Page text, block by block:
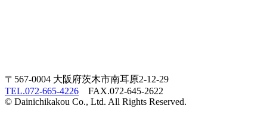
〒567-0004 大阪府茨木市南耳原2-12-29
TEL.072-665-4226 FAX.072-645-2622
© Dainichikakou Co., Ltd. All Rights Reserved.